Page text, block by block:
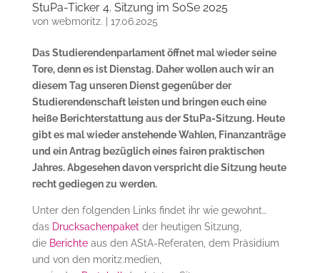
StuPa-Ticker 4. Sitzung im SoSe 2025
von webmoritz. 17.06.2025
Das Studierendenparlament öffnet mal wieder seine
Tore, denn es ist Dienstag. Daher wollen auch wir an
diesem Tag unseren Dienst gegenüber der
Studierendenschaft leisten und bringen euch eine
heiße Berichterstattung aus der StuPa-Sitzung. Heute
gibt es mal wieder anstehende Wahlen, Finanzanträge
und ein Antrag bezüglich eines fairen praktischen
Jahres. Abgesehen davon verspricht die Sitzung heute
recht gediegen zu werden.
Unter den folgenden Links findet ihr wie gewohnt…
das Drucksachenpaketder heutigen Sitzung,
die Berichteaus den AStA-Referaten, dem Präsidium
und von den moritz.medien,